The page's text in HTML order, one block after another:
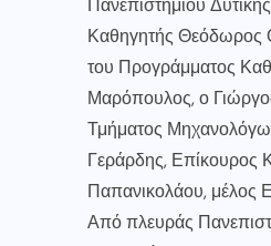
Πανεπιστημίου
Καθηγητής Θεόδωρος
του Προγράμματος
Μαρόπουλος, ο
Τμήματος
Γεράρδης, Επίκουρος
Παπανικολάου, μέλος
Από πλευράς